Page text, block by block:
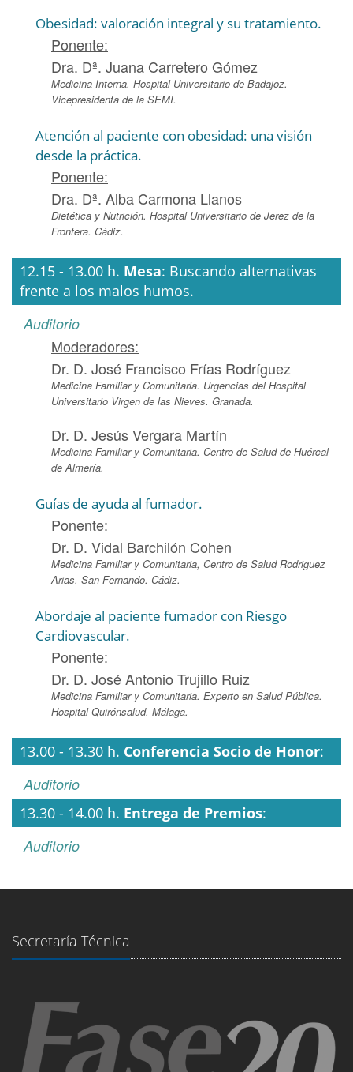
Obesidad: valoración integral y su tratamiento.
Ponente:
Dra. Dª. Juana Carretero Gómez
Medicina Interna. Hospital Universitario de Badajoz.
Vicepresidenta de la SEMI.
Atención al paciente con obesidad: una visión
desde la práctica.
Ponente:
Dra. Dª. Alba Carmona Llanos
Dietética y Nutrición. Hospital Universitario de Jerez de la
Frontera. Cádiz.
12.15 - 13.00 h. Mesa: Buscando alternativas
frente a los malos humos.
Auditorio
Moderadores:
Dr. D. José Francisco Frías Rodríguez
Medicina Familiar y Comunitaria. Urgencias del Hospital
Universitario Virgen de las Nieves. Granada.
Dr. D. Jesús Vergara Martín
Medicina Familiar y Comunitaria. Centro de Salud de Huércal
de Almería.
Guías de ayuda al fumador.
Ponente:
Dr. D. Vidal Barchilón Cohen
Medicina Familiar y Comunitaria, Centro de Salud Rodriguez
Arias. San Fernando. Cádiz.
Abordaje al paciente fumador con Riesgo
Cardiovascular.
Ponente:
Dr. D. José Antonio Trujillo Ruiz
Medicina Familiar y Comunitaria. Experto en Salud Pública.
Hospital Quirónsalud. Málaga.
13.00 - 13.30 h. Conferencia Socio de Honor:
Auditorio
13.30 - 14.00 h. Entrega de Premios:
Auditorio
Secretaría Técnica